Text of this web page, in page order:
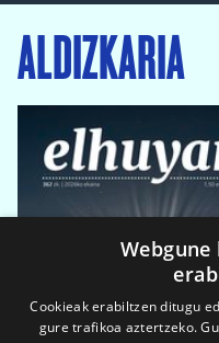
ALDIZKARIA
Cookieak erabiltzen ditugu
gure trafikoa aztertzeko.